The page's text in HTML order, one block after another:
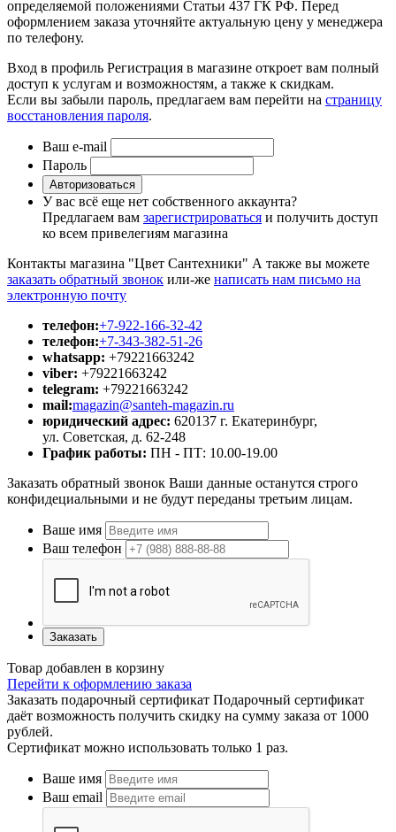
определяемой положениями Статьи 437 ГК РФ. Перед
оформлением заказа уточняйте актуальную цену у менеджера
по телефону.
Вход в профиль Регистрация в магазине откроет вам полный
доступ к услугам и возможностям, а также к скидкам.
Если вы забыли пароль, предлагаем вам перейти на страницу
восстановления пароля.
Ваш e-mail
Пароль
Авторизоваться
У вас всё еще нет собственного аккаунта?
Предлагаем вам зарегистрироваться и получить доступ
ко всем привелегиям магазина
Контакты магазина "Цвет Сантехники" А также вы можете
заказать обратный звонок или-же написать нам письмо на
электронную почту
телефон:+7-922-166-32-42
телефон:+7-343-382-51-26
whatsapp: +79221663242
viber: +79221663242
telegram: +79221663242
mail:magazin@santeh-magazin.ru
юридический адрес: 620137 г. Екатеринбург,
ул. Советская, д. 62-248
График работы: ПН - ПТ: 10.00-19.00
Заказать обратный звонок Ваши данные останутся строго
конфидециальными и не будут переданы третьим лицам.
Ваше имя
Ваш телефон
Заказать
Товар добавлен в корзину
Перейти к оформлению заказа
Заказать подарочный сертификат Подарочный сертификат
даёт возможность получить скидку на сумму заказа от 1000
рублей.
Сертификат можно использовать только 1 раз.
Ваше имя
Ваш email